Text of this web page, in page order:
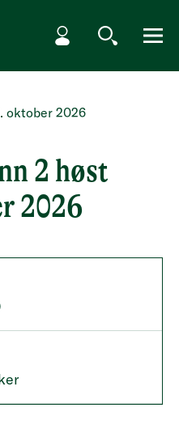
Min side
Søk Meny
oktober 2026
2 høst
2026